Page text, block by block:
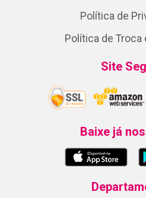
Política de
Política de Troca
Site
Baixe já